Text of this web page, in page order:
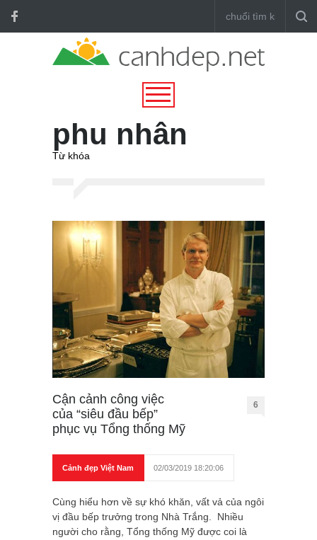
phu nhân
Từ khóa
Cận cảnh công việc
của “siêu đầu bếp”
phục vụ Tổng thống Mỹ
6
Cảnh đẹp Việt Nam 02/03/2019 18:20:06
Cùng hiểu hơn về sự khó khăn, vất vả của ngôi
vị đầu bếp trưởng trong Nhà Trắng. Nhiều
người cho rằng, Tổng thống Mỹ được coi là